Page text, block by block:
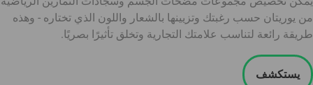
من يوريتان حسب رغبتك وتزيينها بالشعار واللون الذي تختاره - وهذه
طريقة رائعة لتناسب علامتك التجارية وتخلق تأثيرًا بصريًا.
يستكشف